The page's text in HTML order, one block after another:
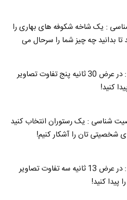
: یک شاخه شکوفه های بهاری را
تا بدانید چه چیز شما را سرحال می‌
بازی فکری : در عرض 30 ثانیه پنج تفاوت تصاویر
کنید!
شناسی : یک رستوران انتخاب کنید
شخصیتی تان را آشکار کنیم!
بازی فکری : در عرض 13 ثانیه سه تفاوت تصاویر
پیدا کنید!